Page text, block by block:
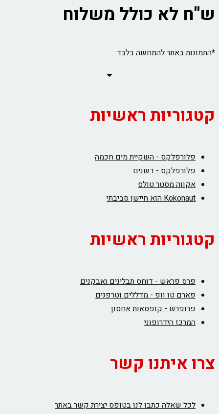
ש"ח לא כולל משלוח
*התמונות באתר להמחשה בלבד
קטגוריות ראשיות
פלורפלקס - השקיית מים חכמה
פלורפלקס - דשנים
אקווה מסטר טולס
Kokonaut הוא חיישן סביבתי
קטגוריות ראשיות
פרס פראש - דוחס תבלינים ואבקנים
פארם טו וופ - מדללים וטרפנים
פרופרש - קופסאות אחסון
המרכז הידרופוני
צרו איתנו קשר
לכל שאלה כתבו לנו בטופס יצירת קשר באתר